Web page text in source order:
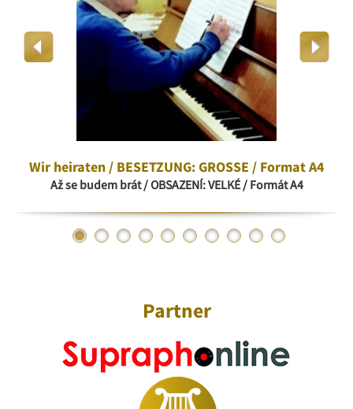
Wir heiraten / BESETZUNG: GROSSE / Format A4
Až se budem brát / OBSAZENÍ: VELKÉ / Formát A4
Partner